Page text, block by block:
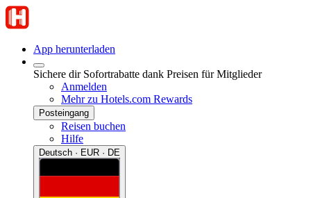
App herunterladen
Sichere dir Sofortrabatte dank Preisen für Mitglieder
Anmelden
Mehr zu Hotels.com Rewards
Posteingang
Reisen buchen
Hilfe
Deutsch · EUR · DE